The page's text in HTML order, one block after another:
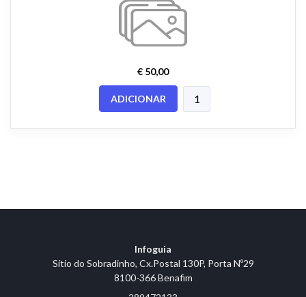
€ 50,00
ADICIONAR
Infoguia
Sítio do Sobradinho, Cx.Postal 130P, Porta Nº29
8100-366 Benafim